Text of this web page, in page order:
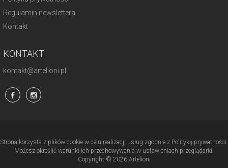
Regulamin newslettera
Kontakt
KONTAKT
kontakt@artelioni.pl
Strona korzysta z plików cookie w celu realizacji usług zgodnie z Polityką prywatności.
Możesz określić warunki ich przechowywania w ustawieniach przeglądarki.
Copyright © 2026 Artelioni